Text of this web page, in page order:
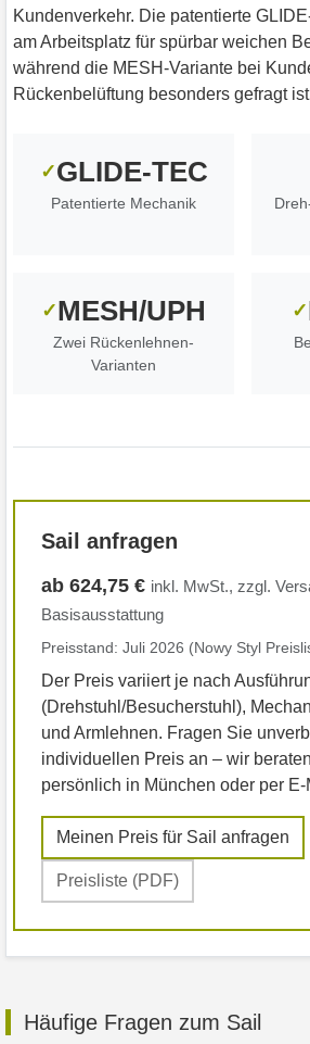
Kundenverkehr. Die patentierte
am Arbeitsplatz für spürbar weichen
während die MESH-Variante bei
Rückenbelüftung besonders gefragt
✓GLIDE-TEC
Patentierte Mechanik
✓MESH/UPH
Zwei Rückenlehnen-
Varianten
✓
Sail anfragen
ab 624,75 € inkl. MwSt., zzgl.
Basisausstattung
Preisstand: Juli 2026 (Nowy Styl
Der Preis variiert je nach
(Drehstuhl/Besucherstuhl),
und Armlehnen. Fragen Sie
individuellen Preis an – wir
persönlich in München oder per E-
Meinen Preis für Sail anfragen
Preisliste (PDF)
Häufige Fragen zum Sail